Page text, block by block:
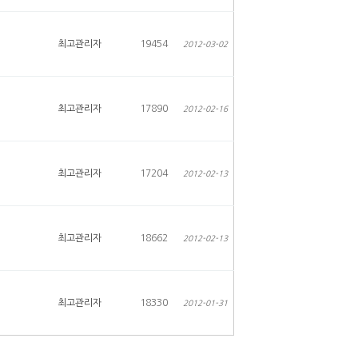
최고관리자 19454 2012-03-02
최고관리자 17890 2012-02-16
최고관리자 17204 2012-02-13
최고관리자 18662 2012-02-13
최고관리자 18330 2012-01-31